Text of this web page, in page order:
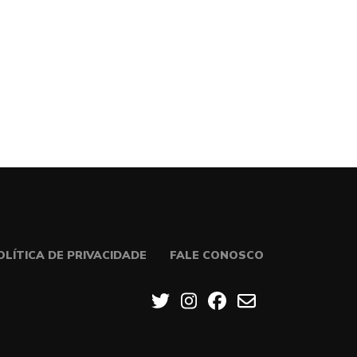
DE PRIVACIDADE FALE CONOSCO